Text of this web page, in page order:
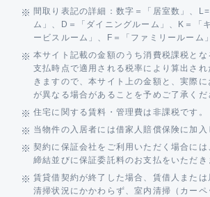
間取り表記の詳細：数字＝「居室数」、
ム」、D＝「ダイニングルーム」、K＝「
ービスルーム」、F＝「ファミリールーム
本サイト記載の金額のうち消費税課税とな
支払時点で適用される税率により算出さ
きますので、本サイト上の金額と、実際に
が異なる場合があることを予めご了承くだ
住宅に関する賃料・管理費は非課税です。
当物件の入居者には借家人賠償保険に加入
契約に保証会社をご利用いただく場合には
締結並びに保証委託料のお支払をいただき
賃貸借契約が終了した場合、賃借人また
清掃状況にかかわらず、室内清掃（カーペ